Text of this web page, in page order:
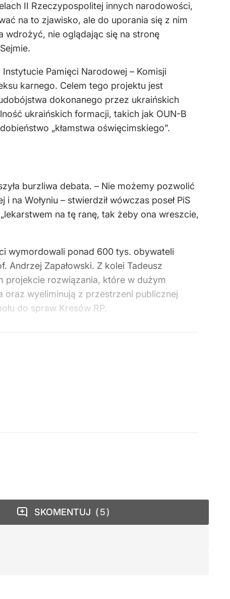
II Rzeczypospolitej innych narodowości,
na to zjawisko, ale do uporania się z nim
wdrożyć, nie oglądając się na stronę
Pamięci Narodowej – Komisji
karnego. Celem tego projektu jest
dokonanego przez ukraińskich
ukraińskich formacji, takich jak OUN-B
„kłamstwa oświęcimskiego”.
burzliwa debata. – Nie możemy pozwolić
na Wołyniu – stwierdził wówczas poseł PiS
na tę ranę, tak żeby ona wreszcie,
wymordowali ponad 600 tys. obywateli
Andrzej Zapałowski. Z kolei Tadeusz
projekcie rozwiązania, które w dużym
wyeliminują z przestrzeni publicznej
do spraw Kresów RP.
SKOMENTUJ 5